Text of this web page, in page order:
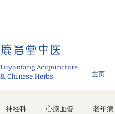
鹿岩堂中医
Luyantang Acupuncture
& Chinese Herbs
主页
神经科 心脑血管 老年病